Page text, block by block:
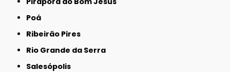
Poá
Ribeirão Pires
Rio Grande da Serra
Salesópolis